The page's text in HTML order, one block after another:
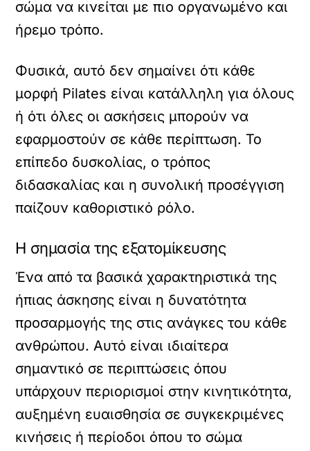
σώμα να κινείται με πιο οργανωμένο και
ήρεμο τρόπο.
Φυσικά, αυτό δεν σημαίνει ότι κάθε
μορφή Pilates είναι κατάλληλη για όλους
ή ότι όλες οι ασκήσεις μπορούν να
εφαρμοστούν σε κάθε περίπτωση. Το
επίπεδο δυσκολίας, ο τρόπος
διδασκαλίας και η συνολική προσέγγιση
παίζουν καθοριστικό ρόλο.
Η σημασία της εξατομίκευσης
Ένα από τα βασικά χαρακτηριστικά της
ήπιας άσκησης είναι η δυνατότητα
προσαρμογής της στις ανάγκες του κάθε
ανθρώπου. Αυτό είναι ιδιαίτερα
σημαντικό σε περιπτώσεις όπου
υπάρχουν περιορισμοί στην κινητικότητα,
αυξημένη ευαισθησία σε συγκεκριμένες
κινήσεις ή περίοδοι όπου το σώμα